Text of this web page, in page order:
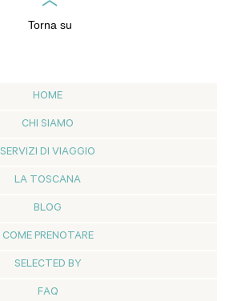
Torna su
HOME
CHI SIAMO
SERVIZI DI VIAGGIO
LA TOSCANA
BLOG
COME PRENOTARE
SELECTED BY
FAQ